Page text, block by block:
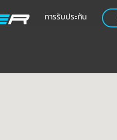
การรับประกัน